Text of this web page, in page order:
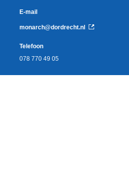
E-mail
monarch@dordrecht.nl
Telefoon
078 770 49 05